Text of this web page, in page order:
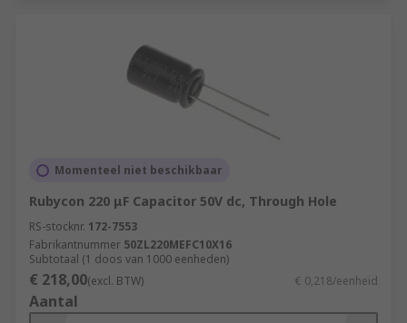
Momenteel niet beschikbaar
Rubycon 220 μF Capacitor 50V dc, Through Hole
RS-stocknr. 172-7553
Fabrikantnummer 50ZL220MEFC10X16
Subtotaal (1 doos van 1000 eenheden)
€ 218,00(excl. BTW) € 0,218/eenheid
Aantal